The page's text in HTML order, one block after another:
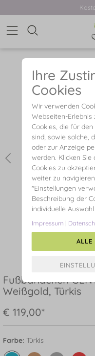
Fußbändchen
Weißgold, Türkis
€ 119,00*
Farbe: Türkis
Ihre
Cookies
Wir verwenden
Webseiten-Erlebnis
Cookies, die für
sind, sowie solche,
oder zur Anzeige
werden. Klicken
Cookies zu
weiter zu
"Einstellungen
Beschreibung der
individuelle
Impressum |
ALLE